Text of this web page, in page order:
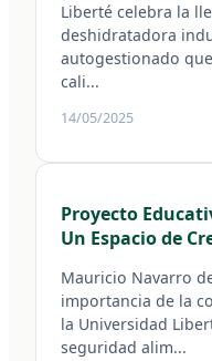
Liberté celebra la
deshidratadora
autogestionado
cali...
14/05/2025
Proyecto
Un Espacio de
Mauricio Navarro
importancia de la
la Universidad
seguridad alim...